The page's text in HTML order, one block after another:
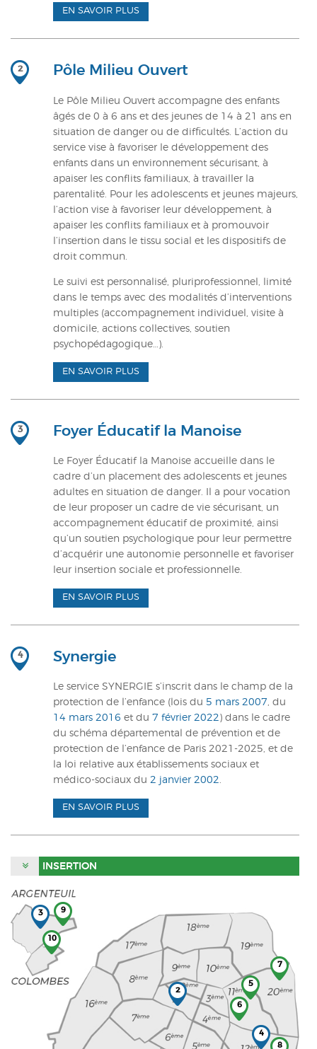
EN SAVOIR PLUS
2 Pôle Milieu Ouvert
Le Pôle Milieu Ouvert accompagne des enfants
âgés de 0 à 6 ans et des jeunes de 14 à 21 ans en
situation de danger ou de difficultés. L’action du
service vise à favoriser le développement des
enfants dans un environnement sécurisant, à
apaiser les conflits familiaux, à travailler la
parentalité. Pour les adolescents et jeunes majeurs,
l’action vise à favoriser leur développement, à
apaiser les conflits familiaux et à promouvoir
l’insertion dans le tissu social et les dispositifs de
droit commun.
Le suivi est personnalisé, pluriprofessionnel, limité
dans le temps avec des modalités d’interventions
multiples (accompagnement individuel, visite à
domicile, actions collectives, soutien
psychopédagogique…).
EN SAVOIR PLUS
3 Foyer Éducatif la Manoise
Le Foyer Éducatif la Manoise accueille dans le
cadre d’un placement des adolescents et jeunes
adultes en situation de danger. Il a pour vocation
de leur proposer un cadre de vie sécurisant, un
accompagnement éducatif de proximité, ainsi
qu’un soutien psychologique pour leur permettre
d’acquérir une autonomie personnelle et favoriser
leur insertion sociale et professionnelle.
EN SAVOIR PLUS
4 Synergie
Le service SYNERGIE s’inscrit dans le champ de la
protection de l’enfance (lois du 5 mars 2007, du
14 mars 2016 et du 7 février 2022) dans le cadre
du schéma départemental de prévention et de
protection de l’enfance de Paris 2021-2025, et de
la loi relative aux établissements sociaux et
médico-sociaux du 2 janvier 2002.
EN SAVOIR PLUS
INSERTION
2
3
4
5
6
7
8
9
10